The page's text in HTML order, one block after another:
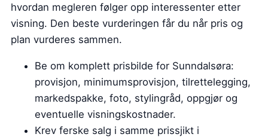
hvordan megleren følger opp interessenter etter
visning. Den beste vurderingen får du når pris og
plan vurderes sammen.
Be om komplett prisbilde for Sunndalsøra:
provisjon, minimumsprovisjon, tilrettelegging,
markedspakke, foto, stylingråd, oppgjør og
eventuelle visningskostnader.
Krev ferske salg i samme prissjikt i